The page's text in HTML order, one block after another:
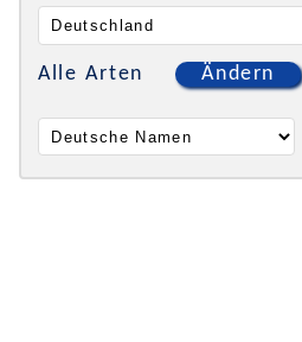
Alle Arten Ändern